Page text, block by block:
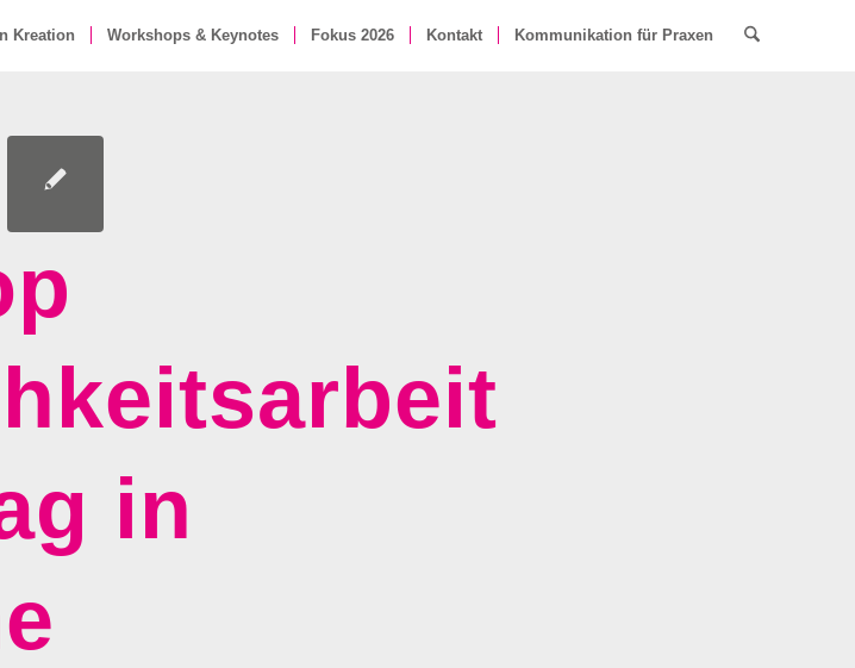
Kreation Workshops & Keynotes Fokus 2026 Kontakt Kommunikation für Praxen
in